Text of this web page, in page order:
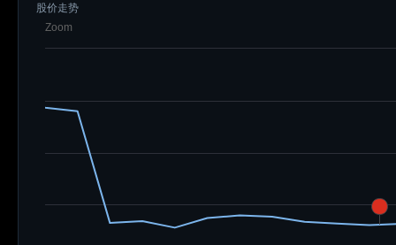
股价走势
Zoom